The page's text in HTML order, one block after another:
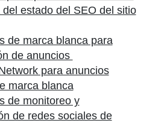
estado del SEO del sitio
de marca blanca para
de anuncios
para anuncios
marca blanca
de monitoreo y
de redes sociales de